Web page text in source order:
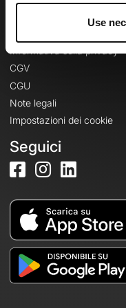
Use
Informazioni
Informativa sulla privacy
CGV
CGU
Note legali
Impostazioni dei cookie
Seguici